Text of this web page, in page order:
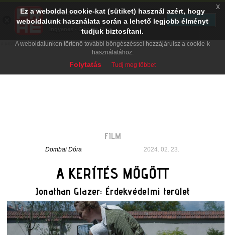
FILM
Dombai Dóra 2024. 02. 23.
A KERÍTÉS MÖGÖTT
Jonathan Glazer: Érdekvédelmi terület
Ez a weboldal cookie-kat (sütiket) használ azért, hogy
weboldalunk használata során a lehető legjobb élményt
tudjuk biztosítani.
A weboldalunkon történő további böngészéssel hozzájárulsz a cookie-k
használatához.
Folytatás Tudj meg többet
x
PRAE.HU
Digital Evolution
Ingyenes - Google Play
TELEPÍTÉS